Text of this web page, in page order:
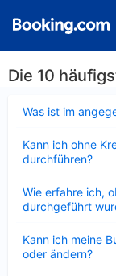
Die 10
Was ist im
Kann ich ohne
durchführen?
Wie erfahre ich,
durchgeführt
Kann ich meine
oder ändern?